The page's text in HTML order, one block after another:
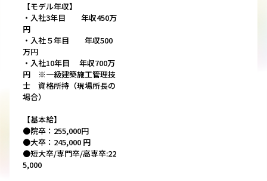
【モデル年収】
・入社3年目 年収450万
円
・入社５年目 年収500
万円
・入社10年目 年収700万
円 ※一級建築施工管理技
士 資格所持（現場所長の
場合）
【基本給】
●院卒：255,000円
●大卒：245,000 円
●短大卒/専門卒/高専卒:22
5,000